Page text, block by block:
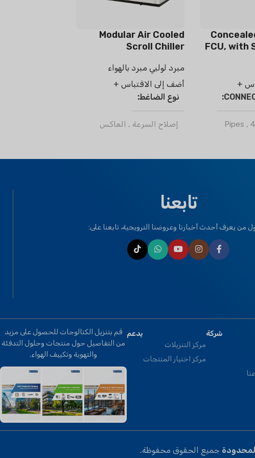
FCU, with
+
,
Modular Air Cooled
Scroll Chiller
مبرد لولبي مبرد بالهواء
أضف إلى الاقتباس +
نوع الضاغط
إصلاح السرعة , العاكس
الحالة الطبيعية T1
استوائي
ماركة كليمابرو
Control
تابعنا
من يعرف أحدث أخبارنا وعروضنا الترويجية، تابعنا على:
شركة
يدعم
مركز التنزيلات
مركز اختيار المنتجات
قم بتنزيل الكتالوجات للحصول على مزيد
من التفاصيل حول منتجات وحلول التدفئة
والتهوية وتكييف الهواء.
جميع الحقوق محفوظة.